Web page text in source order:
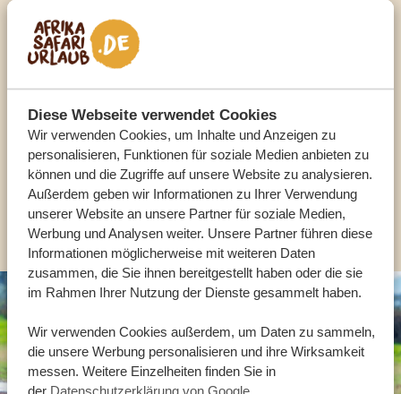
Diese Webseite verwendet Cookies
Wir verwenden Cookies, um Inhalte und Anzeigen zu
personalisieren, Funktionen für soziale Medien anbieten zu
können und die Zugriffe auf unsere Website zu analysieren.
Außerdem geben wir Informationen zu Ihrer Verwendung
unserer Website an unsere Partner für soziale Medien,
Werbung und Analysen weiter. Unsere Partner führen diese
Informationen möglicherweise mit weiteren Daten
zusammen, die Sie ihnen bereitgestellt haben oder die sie
im Rahmen Ihrer Nutzung der Dienste gesammelt haben.
Wir verwenden Cookies außerdem, um Daten zu sammeln,
die unsere Werbung personalisieren und ihre Wirksamkeit
messen. Weitere Einzelheiten finden Sie in
der Datenschutzerklärung von Google.
Sprechen Sie mit einem
Reiseberater
DE:
ANDERE LÄNDER